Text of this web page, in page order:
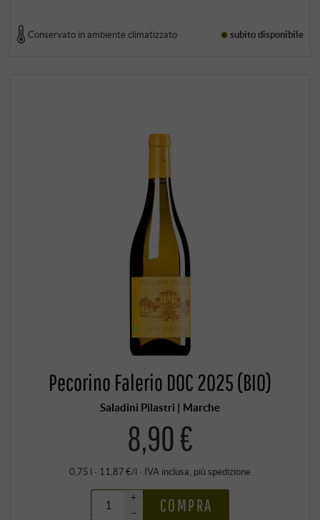
Conservato in ambiente climatizzato subito disponibile
Pecorino Falerio DOC 2025 (BIO)
Saladini Pilastri | Marche
8,90 €
0,75 l · 11,87 €/l · IVA inclusa , più spedizione
+
–
COMPRA